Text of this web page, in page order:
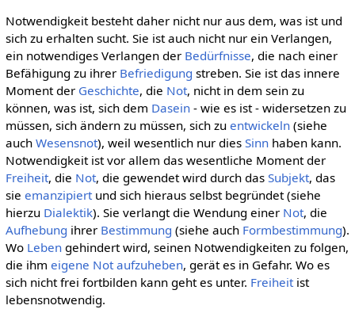
Notwendigkeit besteht daher nicht nur aus dem, was ist und
sich zu erhalten sucht. Sie ist auch nicht nur ein Verlangen,
ein notwendiges Verlangen der Bedürfnisse, die nach einer
Befähigung zu ihrer Befriedigung streben. Sie ist das innere
Moment der Geschichte, die Not, nicht in dem sein zu
können, was ist, sich dem Dasein- wie es ist - widersetzen zu
müssen, sich ändern zu müssen, sich zu entwickeln(siehe
auch Wesensnot), weil wesentlich nur dies Sinnhaben kann.
Notwendigkeit ist vor allem das wesentliche Moment der
Freiheit, die Not, die gewendet wird durch das Subjekt, das
sie emanzipiertund sich hieraus selbst begründet (siehe
hierzu Dialektik). Sie verlangt die Wendung einer Not, die
Aufhebung ihrer Bestimmung (siehe auch Formbestimmung).
Wo Lebengehindert wird, seinen Notwendigkeiten zu folgen,
die ihm eigene Not aufzuheben, gerät es in Gefahr. Wo es
sich nicht frei fortbilden kann geht es unter. Freiheitist
lebensnotwendig.